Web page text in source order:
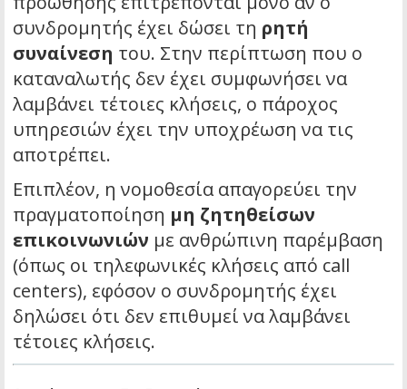
συνδρομητής έχει δώσει τη ρητή
συναίνεση του. Στην περίπτωση που ο
καταναλωτής δεν έχει συμφωνήσει να
λαμβάνει τέτοιες κλήσεις, ο πάροχος
υπηρεσιών έχει την υποχρέωση να τις
αποτρέπει.
Επιπλέον, η νομοθεσία απαγορεύει την
πραγματοποίηση μη ζητηθείσων
επικοινωνιών με ανθρώπινη παρέμβαση
(όπως οι τηλεφωνικές κλήσεις από call
centers), εφόσον ο συνδρομητής έχει
δηλώσει ότι δεν επιθυμεί να λαμβάνει
τέτοιες κλήσεις.